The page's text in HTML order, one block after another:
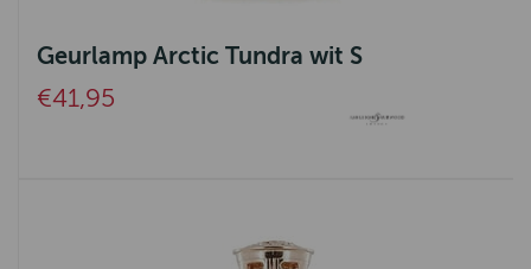
Geurlamp Arctic Tundra wit S
€41,95